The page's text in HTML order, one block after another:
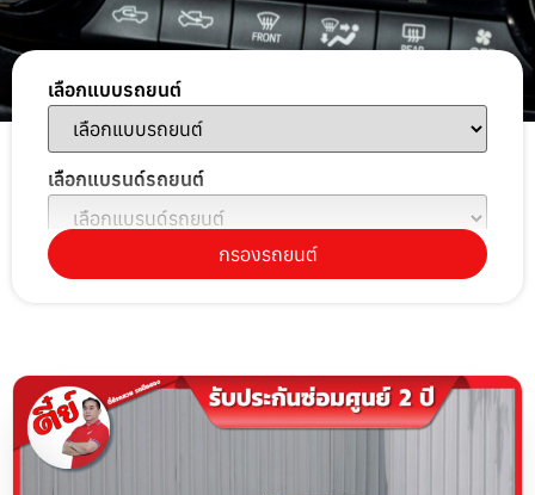
เลือกแบบรถยนต์
เลือกแบรนด์รถยนต์
เลือกรุ่นรถยนต์
เลือกราคา
กรองรถยนต์